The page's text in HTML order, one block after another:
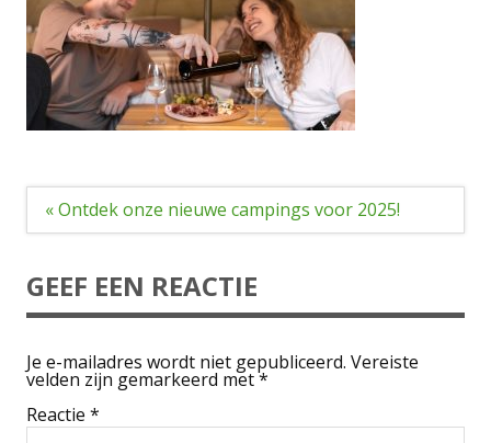
Bericht
« Ontdek onze nieuwe campings voor 2025!
GEEF EEN REACTIE
Je e-mailadres wordt niet gepubliceerd. Vereiste
velden zijn gemarkeerd met*
Reactie *